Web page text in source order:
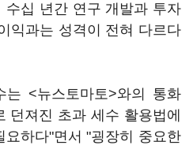
수십 년간 연구 개발과 투자
익과는 성격이 전혀 다르다
는 <뉴스토마토>와의 통화
던져진 초과 세수 활용법에
하다"면서 "굉장히 중요한